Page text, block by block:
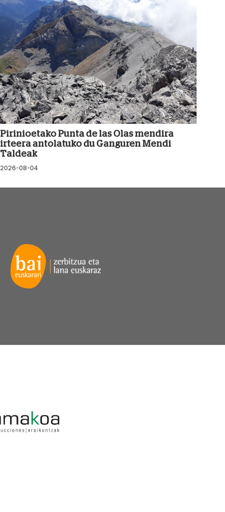
Pirinioetako Punta de las Olas mendira
irteera antolatuko du Ganguren Mendi
Taldeak
2026-08-04